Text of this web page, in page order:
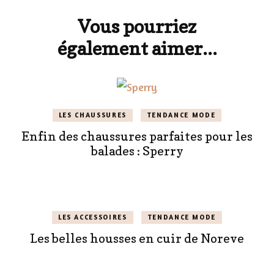
Vous pourriez
également aimer...
LES CHAUSSURES TENDANCE MODE
Enfin des chaussures parfaites pour les
balades : Sperry
LES ACCESSOIRES TENDANCE MODE
Les belles housses en cuir de Noreve